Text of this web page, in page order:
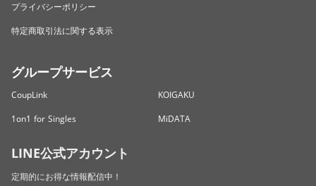
プライバシーポリシー
特定商取引法に関する表示
グループサービス
CoupLink
KOIGAKU
1on1 for Singles
MiDATA
LINE公式アカウント
定期的にお得な情報配信中！